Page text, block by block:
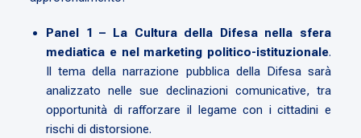
Panel 1 – La Cultura della Difesa nella sfera
mediatica e nel marketing politico-istituzionale.
Il tema della narrazione pubblica della Difesa sarà
analizzato nelle sue declinazioni comunicative, tra
opportunità di rafforzare il legame con i cittadini e
rischi di distorsione.